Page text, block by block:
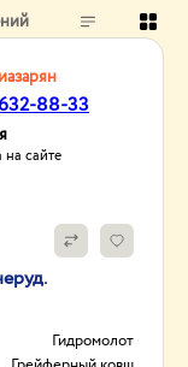
88-33
на сайте
Гидромолот